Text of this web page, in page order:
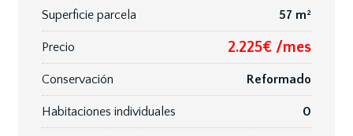
Superficie parcela 57 m²
Precio 2.225€ /mes
Conservación Reformado
Habitaciones individuales 0